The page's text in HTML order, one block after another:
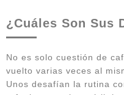
¿Cuáles Son Sus
No es solo cuestión de
vuelto varias veces al
Unos desafían la rutina